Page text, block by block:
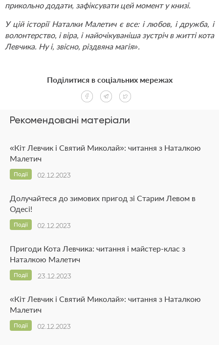
прикольно додати, зафіксувати цей момент у книзі.
У цій історії Наталки Малетич є все: і любов, і дружба, і
волонтерство, і віра, і найочікуваніша зустріч в житті кота
Левчика. Ну і, звісно, різдвяна магія».
Рекомендовані матеріали
«Кіт Левчик і Святий Миколай»: читання з Наталкою
Малетич
02.12.2023
Події
Долучайтеся до зимових пригод зі Старим Левом в
Одесі!
02.12.2023
Події
Пригоди Кота Левчика: читання і майстер-клас з
Наталкою Малетич
23.12.2023
Події
«Кіт Левчик і Святий Миколай»: читання з Наталкою
Малетич
02.12.2023
Події
Поділитися в соціальних мережах